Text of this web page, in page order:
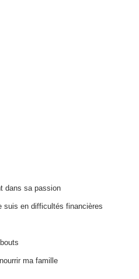
dans sa passion
suis en difficultés financières
ma famille